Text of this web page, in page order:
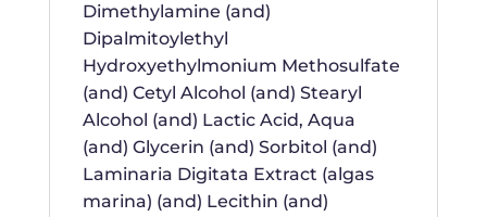
Dimethylamine (and)
Dipalmitoylethyl
Hydroxyethylmonium Methosulfate
(and) Cetyl Alcohol (and) Stearyl
Alcohol (and) Lactic Acid, Aqua
(and) Glycerin (and) Sorbitol (and)
Laminaria Digitata Extract (algas
marina) (and) Lecithin (and)